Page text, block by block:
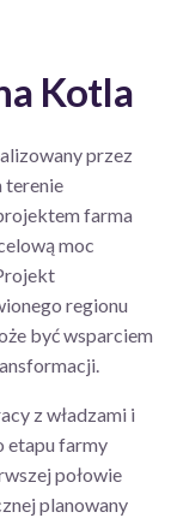
Kotla
przez
terenie
farma
moc
regionu
być wsparciem
z władzami i
etapu farmy
połowie
planowany